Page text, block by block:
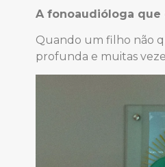
A fonoaudióloga que
Quando um filho não
profunda e muitas